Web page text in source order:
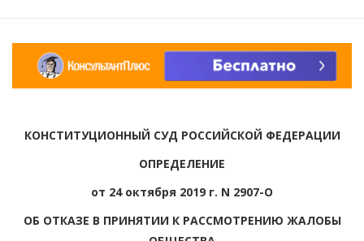
КОНСТИТУЦИОННЫЙ СУД РОССИЙСКОЙ ФЕДЕРАЦИИ
ОПРЕДЕЛЕНИЕ
от 24 октября 2019 г. N 2907-О
ОБ ОТКАЗЕ В ПРИНЯТИИ К РАССМОТРЕНИЮ ЖАЛОБЫ